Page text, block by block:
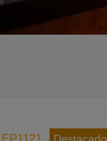
EP1121 Destacado